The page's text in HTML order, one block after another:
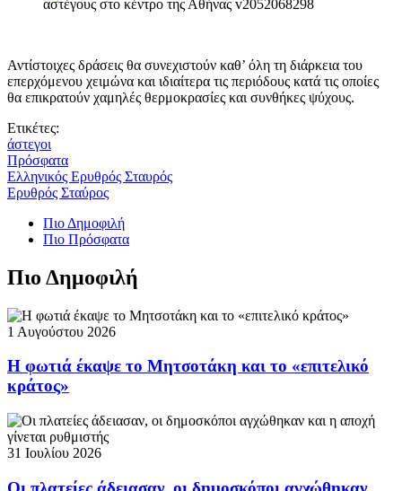
Αντίστοιχες δράσεις θα συνεχιστούν καθ’ όλη τη διάρκεια του
επερχόμενου χειμώνα και ιδιαίτερα τις περιόδους κατά τις οποίες
θα επικρατούν χαμηλές θερμοκρασίες και συνθήκες ψύχους.
Ετικέτες:
άστεγοι
Πρόσφατα
Ελληνικός Ερυθρός Σταυρός
Ερυθρός Σταύρος
Πιο Δημοφιλή
Πιο Πρόσφατα
Πιο Δημοφιλή
1 Αυγούστου 2026
Η φωτιά έκαψε το Μητσοτάκη και το «επιτελικό
κράτος»
31 Ιουλίου 2026